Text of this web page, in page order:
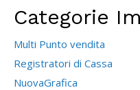
Categorie
Multi Punto vendita
Registratori di Cassa
NuovaGrafica